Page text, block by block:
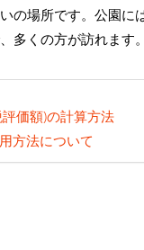
の場所です。公園に
多くの方が訪れます。
価額)の計算方法
方法について